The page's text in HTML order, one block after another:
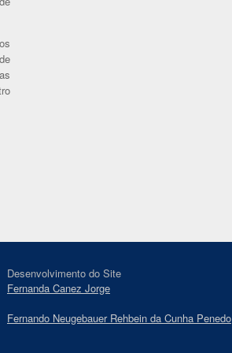
Desenvolvimento do Site
Fernanda Canez Jorge
Fernando Neugebauer Rehbein da Cunha Penedo